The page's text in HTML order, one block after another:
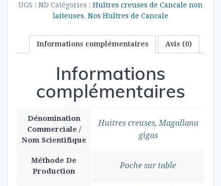
UGS : ND Catégories : Huîtres creuses de Cancale non
laiteuses, Nos Huîtres de Cancale
Informations complémentaires Avis (0)
Informations
complémentaires
Dénomination
Commerciale /
Nom Scientifique
Huitres creuses, Magallana
gigas
Méthode De
Production
Poche sur table